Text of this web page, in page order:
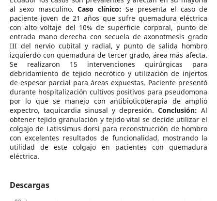
al sexo masculino.Caso clínico: Se presenta el caso de
paciente joven de 21 años que sufre quemadura eléctrica
con alto voltaje del 10% de superficie corporal, punto de
entrada mano derecha con secuela de axonotmesis grado
III del nervio cubital y radial, y punto de salida hombro
izquierdo con quemadura de tercer grado, área más afecta.
Se realizaron 15 intervenciones quirúrgicas para
debridamiento de tejido necrótico y utilización de injertos
de espesor parcial para áreas expuestas. Paciente presentó
durante hospitalización cultivos positivos para pseudomona
por lo que se manejo con antibioticoterapia de amplio
expectro, taquicardia sinusal y depresión.Conclusión: Al
obtener tejido granulación y tejido vital se decide utilizar el
colgajo de Latissimus dorsi para reconstrucción de hombro
con excelentes resultados de funcionalidad, mostrando la
utilidad de este colgajo en pacientes con quemadura
eléctrica.
Descargas